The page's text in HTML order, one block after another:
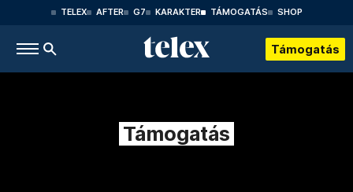
TELEX AFTER G7 KARAKTER TÁMOGATÁS SHOP
Támogatás
Támogatás